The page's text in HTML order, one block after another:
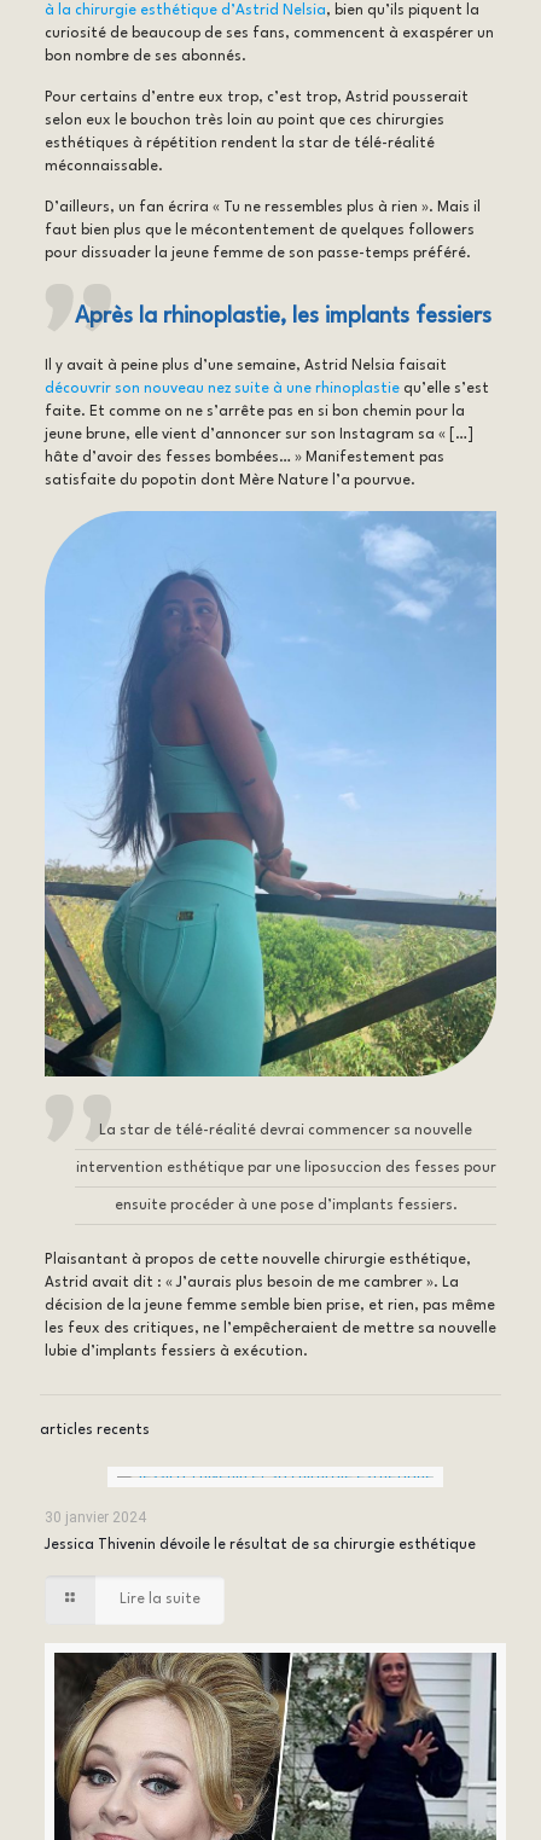
à la chirurgie esthétique d’Astrid Nelsia, bien qu’ils piquent la
curiosité de beaucoup de ses fans, commencent à exaspérer un
bon nombre de ses abonnés.
Pour certains d’entre eux trop, c’est trop, Astrid pousserait
selon eux le bouchon très loin au point que ces chirurgies
esthétiques à répétition rendent la star de télé-réalité
méconnaissable.
D’ailleurs, un fan écrira « Tu ne ressembles plus à rien ». Mais il
faut bien plus que le mécontentement de quelques followers
pour dissuader la jeune femme de son passe-temps préféré.
Après la rhinoplastie, les implants fessiers
Il y avait à peine plus d’une semaine, Astrid Nelsia faisait
découvrir son nouveau nez suite à une rhinoplastiequ’elle s’est
faite. Et comme on ne s’arrête pas en si bon chemin pour la
jeune brune, elle vient d’annoncer sur son Instagram sa « […]
hâte d’avoir des fesses bombées… » Manifestement pas
satisfaite du popotin dont Mère Nature l’a pourvue.
La star de télé-réalité devrai commencer sa nouvelle
intervention esthétique par une liposuccion des fesses pour
ensuite procéder à une pose d’implants fessiers.
Plaisantant à propos de cette nouvelle chirurgie esthétique,
Astrid avait dit : « J’aurais plus besoin de me cambrer ». La
décision de la jeune femme semble bien prise, et rien, pas même
les feux des critiques, ne l’empêcheraient de mettre sa nouvelle
lubie d’implants fessiers à exécution.
articles recents
30 janvier 2024
Jessica Thivenin dévoile le résultat de sa chirurgie esthétique
Lire la suite